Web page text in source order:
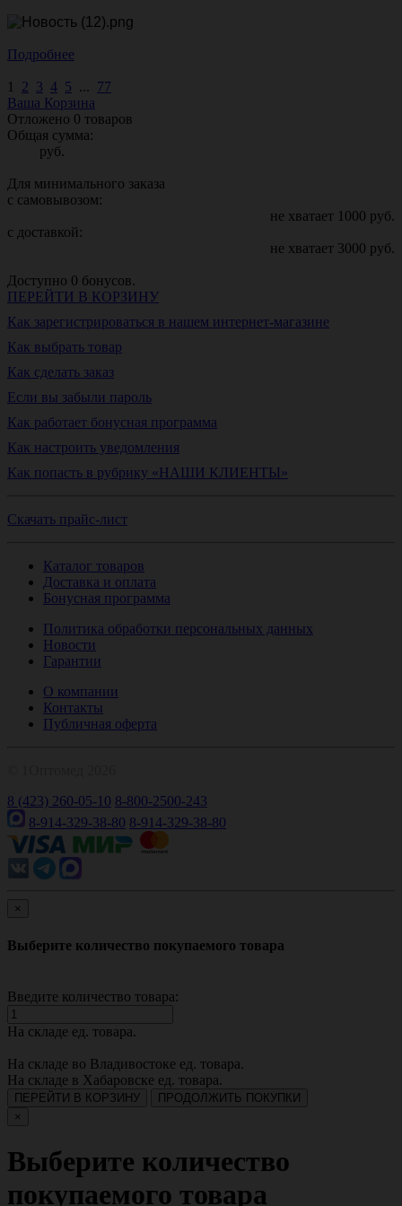
Подробнее
1 2 3 4 5 ... 77
Ваша Корзина
Отложено 0 товаров
Общая сумма:
руб.
Для минимального заказа
с самовывозом:
не хватает 1000 руб.
с доставкой:
не хватает 3000 руб.
Доступно 0 бонусов.
ПЕРЕЙТИ В КОРЗИНУ
Как зарегистрироваться в нашем интернет-магазине
Как выбрать товар
Как сделать заказ
Если вы забыли пароль
Как работает бонусная программа
Как настроить уведомления
Как попасть в рубрику «НАШИ КЛИЕНТЫ»
Скачать прайс-лист
Каталог товаров
Доставка и оплата
Бонусная программа
Политика обработки персональных данных
Новости
Гарантии
О компании
Контакты
Публичная оферта
8 (423) 260-05-10 8-800-2500-243
8-914-329-38-80 8-914-329-38-80
×
Выберите количество покупаемого товара
Введите количество товара:
На складе ед. товара.
На складе во Владивостоке ед. товара.
На складе в Хабаровске ед. товара.
ПЕРЕЙТИ В КОРЗИНУ
ПРОДОЛЖИТЬ ПОКУПКИ
×
Выберите количество
покупаемого товара